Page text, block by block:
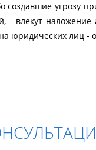
создавшие угрозу
- влекут
юридических лиц -